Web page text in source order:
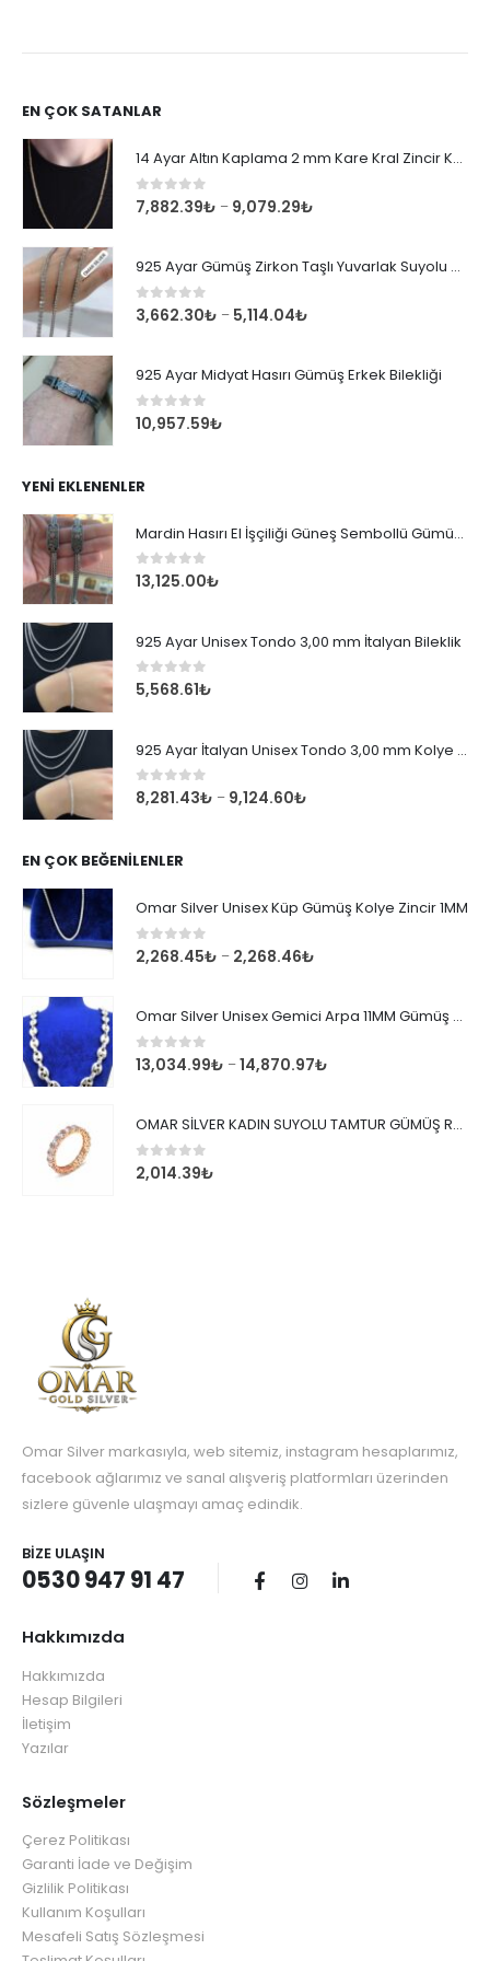
EN ÇOK SATANLAR
14 Ayar Altın Kaplama 2 mm Kare Kral Zincir Kolye
0 out of 5
7,882.39₺ – 9,079.29₺
925 Ayar Gümüş Zirkon Taşlı Yuvarlak Suyolu Bileklik
0 out of 5
3,662.30₺ – 5,114.04₺
925 Ayar Midyat Hasırı Gümüş Erkek Bilekliği
0out of 5
10,957.59₺
YENI EKLENENLER
Mardin Hasırı El İşçiliği Güneş Sembollü Gümüş Erkek Bileklik
0out of 5
13,125.00₺
925 Ayar Unisex Tondo 3,00 mm İtalyan Bileklik
0 out of 5
5,568.61₺
925 Ayar İtalyan Unisex Tondo 3,00 mm Kolye Zincir
0 out of 5
8,281.43₺ – 9,124.60₺
EN ÇOK BEĞENILENLER
Omar Silver Unisex Küp Gümüş Kolye Zincir 1MM
0 out of 5
2,268.45₺ – 2,268.46₺
Omar Silver Unisex Gemici Arpa 11MM Gümüş Kolye Zincir
0out of 5
13,034.99₺ –14,870.97₺
OMAR SİLVER KADIN SUYOLU TAMTUR GÜMÜŞ ROSE YÜZÜK SU YOLU TAMTUR YÜZÜK Omr8149
0 out of 5
2,014.39₺
Omar Silver markasıyla, web sitemiz, instagram hesaplarımız,
facebook ağlarımız ve sanal alışveriş platformları üzerinden
sizlere güvenle ulaşmayı amaç edindik.
BIZE ULAŞIN
0530 947 91 47
Hakkımızda
Hakkımızda
Hesap Bilgileri
İletişim
Yazılar
Sözleşmeler
Çerez Politikası
Garanti İade ve Değişim
Gizlilik Politikası
Kullanım Koşulları
Mesafeli Satış Sözleşmesi